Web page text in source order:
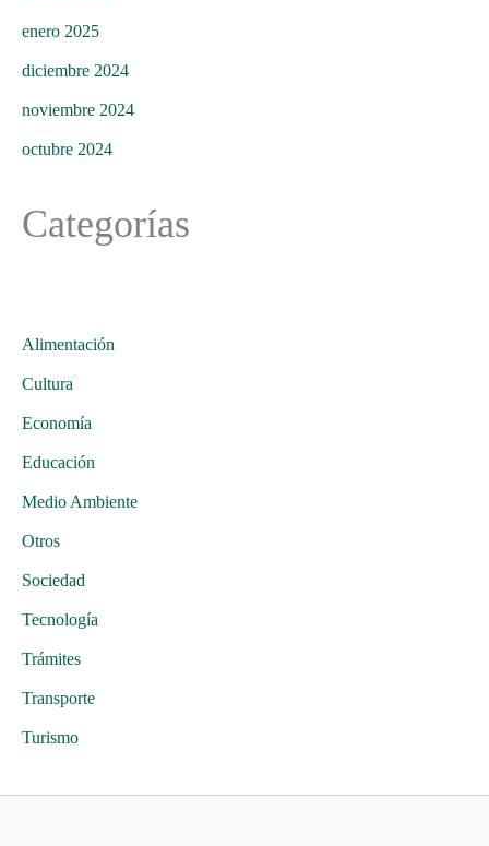
enero 2025
diciembre 2024
noviembre 2024
octubre 2024
Categorías
Alimentación
Cultura
Economía
Educación
Medio Ambiente
Otros
Sociedad
Tecnología
Trámites
Transporte
Turismo